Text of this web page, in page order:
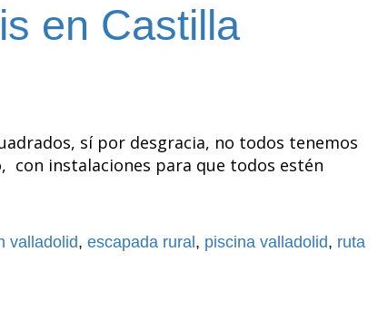
en Castilla
sí por desgracia, no todos tenemos
con instalaciones para que todos estén
valladolid, escapada rural , piscina valladolid, ruta